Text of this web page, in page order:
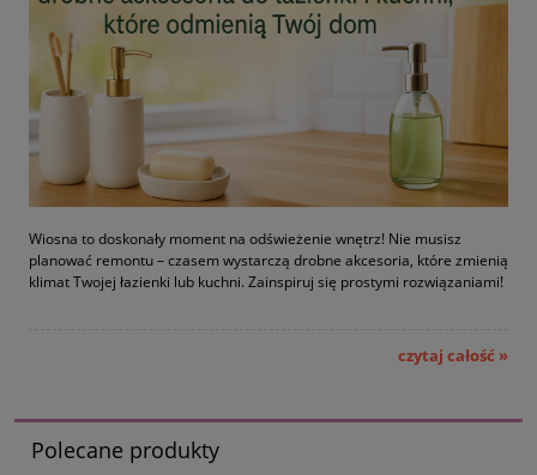
Wiosna to doskonały moment na odświeżenie wnętrz! Nie musisz
planować remontu – czasem wystarczą drobne akcesoria, które zmienią
klimat Twojej łazienki lub kuchni. Zainspiruj się prostymi rozwiązaniami!
czytaj całość »
Polecane produkty